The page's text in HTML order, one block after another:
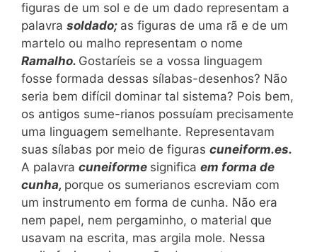
figuras de um sol e de um dado representam a
palavra soldado; as figuras de uma rã e de um
martelo ou malho representam o nome
Ramalho. Gostaríeis se a vossa linguagem
fosse formada dessas sílabas-desenhos? Não
seria bem difícil dominar tal sistema? Pois bem,
os antigos sume-rianos possuíam precisamente
uma linguagem semelhante. Representavam
suas sílabas por meio de figuras cuneiform.es.
A palavra cuneiforme significa em forma de
cunha, porque os sumerianos escreviam com
um instrumento em forma de cunha. Não era
nem papel, nem pergaminho, o material que
usavam na escrita, mas argila mole. Nessa